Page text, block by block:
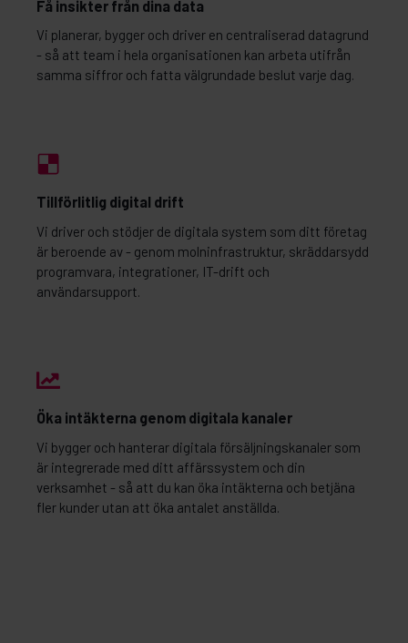
Få insikter från dina data
Vi planerar, bygger och driver en centraliserad datagrund
- så att team i hela organisationen kan arbeta utifrån
samma siffror och fatta välgrundade beslut varje dag.
Tillförlitlig digital drift
Vi driver och stödjer de digitala system som ditt företag
är beroende av - genom molninfrastruktur, skräddarsydd
programvara, integrationer, IT-drift och
användarsupport.
Öka intäkterna genom digitala kanaler
Vi bygger och hanterar digitala försäljningskanaler som
är integrerade med ditt affärssystem och din
verksamhet - så att du kan öka intäkterna och betjäna
fler kunder utan att öka antalet anställda.